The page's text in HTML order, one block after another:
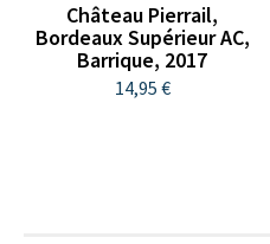
Château Pierrail,
Bordeaux Supérieur AC,
Barrique, 2017
14,95 €